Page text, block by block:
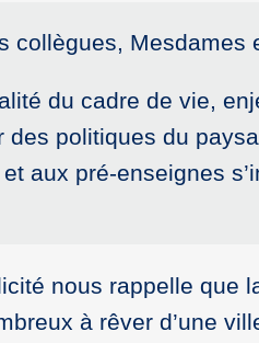
collègues, Mesdames
du cadre de vie,
politiques du
aux pré-enseignes
nous rappelle que
à rêver d’une